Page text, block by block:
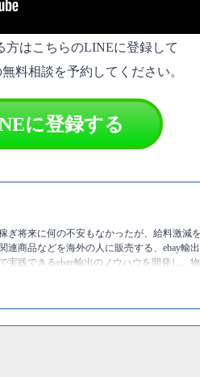
方はこちらのLINEに登録して
料相談を予約してください。
に登録する
ぎ将来に何の不安もなかったが、給料激減
商品などを海外の人に販売する、ebay輸
実践できるebay輸出のノウハウを開発し、